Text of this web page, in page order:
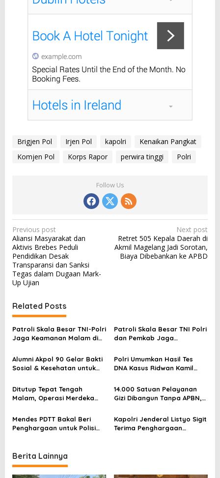
Brigjen Pol Irjen Pol kapolri
Kenaikan Pangkat
Komjen Pol
Korps Rapor perwira tinggi Polri
Follow Us
P
o
s
t
n
v
i
g
a
t
o
Previous post
Aliansi Masyarakat dan
Aktivis Brebes Peduli
Pendidikan Desak
Transparansi dan Sanksi
Tegas dalam Dugaan Mark-
Up Ujian
Next post
Retret 505 Kepala Daerah di
Akmil Magelang Jadi Sorotan,
Biaya Dibebankan ke APBD
Related Posts
Patroli Skala Besar TNI-Polri
Jaga Keamanan Malam di
Patroli Skala Besar TNI Polri
dan Pemkab Jaga
Alumni Akpol 90 Gelar Bakti
Sosial & Kesehatan untuk
Demak
Polri Umumkan Hasil Tes
DNA Kasus Ridwan Kamil
Ditutup Tepat Tengah
Malam, Operasi Merdeka
HUT RI ke-80
14.000 Satuan Pelayanan
Gizi Dibangun Tanpa APBN,
Rp28 Triliun
Mendes PDTT Bakal Beri
Penghargaan untuk Polisi
Kapolri Jenderal Listyo Sigit
Terima Penghargaan
Berita Lainnya